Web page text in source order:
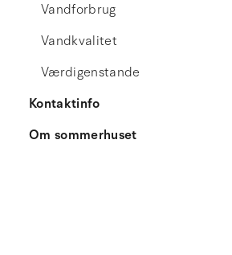
Vandforbrug
Vandkvalitet
Værdigenstande
Kontaktinfo
Om sommerhuset